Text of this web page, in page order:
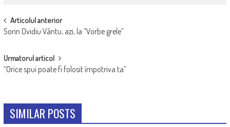
POST
NAVIGATION
Articolul anterior
Sorin Ovidiu Vântu, azi, la “Vorbe grele”
Urmatorul articol
“Orice spui poate fi folosit împotriva ta”
SIMILAR POSTS